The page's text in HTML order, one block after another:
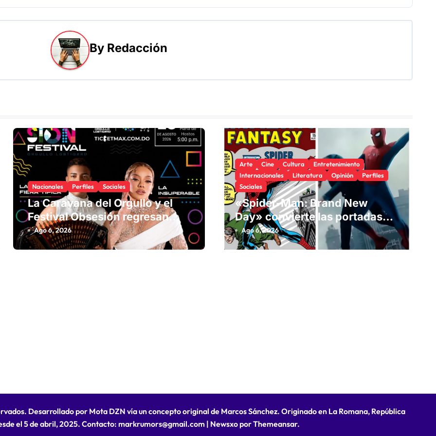
By Redacción
Nacionales Perfiles Sociales
La Caravana del Orgullo y el
Festival Obsesión regresan
con La Insuperable y La Fiera
Típica
Ago 6, 2026
Arte Cine Cultura
Entretenimiento
Internacionales
Literatura Opinión
Perfiles
Sociales
«Spider-Man: Brand New
Day» convierte las portadas
clásicas de Marvel en un
homenaje cinematográfico
Ago 6, 2026
Desarrollado por Mota DZN vía un concepto original de Marcos Sánchez. Originado en La Romana, República
el 5 de abril, 2025. Contacto: markrumors@gmail.com | Newsxo porThemeansar.